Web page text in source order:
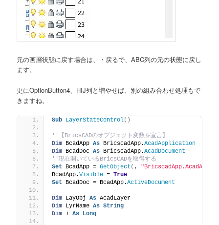
元の画層状態に戻す場合は、・戻るで、ABC列の元の状態に戻し
ます。
更にOptionButton4、HIJ列と増やせば、別の組み合わせ処理もで
きますね。
Sub LayerStateControl()
''【BricsCADのオブジェクト変数を宣言】
Dim BcadApp As BricscadApp.AcadApplication
Dim BcadDoc As BricscadApp.AcadDocument
''現在開いているBricsCADを取得する
Set BcadApp = GetObject ( ,
BcadApp.Visible = True
Set BcadDoc = BcadApp.ActiveDocument
Dim LayObj As AcadLayer
Dim LyrName As String
Dim i As Long